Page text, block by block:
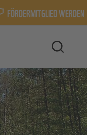
FÖRDERMITGLIED WERDEN